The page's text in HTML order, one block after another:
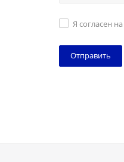
Я согласен на